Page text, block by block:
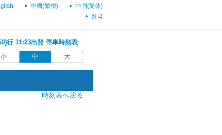
中國(繁體)
中国(简体)
한국
行 11:23出発 停車時刻表
小 中 大
時刻表へ戻る